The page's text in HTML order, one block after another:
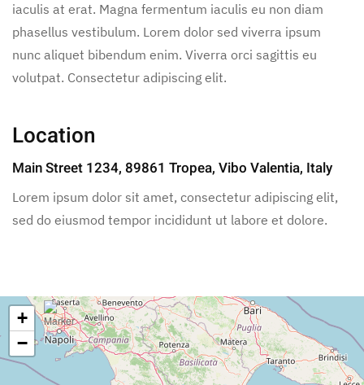
iaculis at erat. Magna fermentum iaculis eu non diam
phasellus vestibulum. Lorem dolor sed viverra ipsum
nunc aliquet bibendum enim. Viverra orci sagittis eu
volutpat. Consectetur adipiscing elit.
Location
Main Street 1234, 89861 Tropea, Vibo Valentia, Italy
Lorem ipsum dolor sit amet, consectetur adipiscing elit,
sed do eiusmod tempor incididunt ut labore et dolore.
+
−